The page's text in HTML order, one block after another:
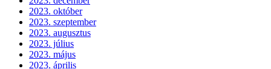
2023. október
2023. szeptember
2023. augusztus
2023. július
2023. május
2023. április